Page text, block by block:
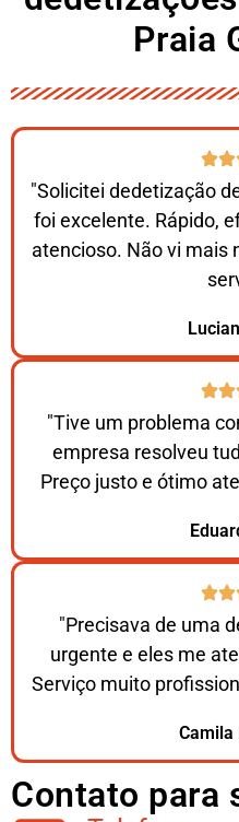
Praia
"Solicitei dedetização
foi excelente. Rápido,
atencioso. Não vi mais
"Tive um problema
empresa resolveu
Preço justo e ótimo
"Precisava de uma
urgente e eles me
Serviço muito
Camila
Contato para